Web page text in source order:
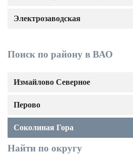
Поиск по району в ВАО
Измайлово Северное
Перово
Соколиная Гора
Найти по округу
Электрозаводская